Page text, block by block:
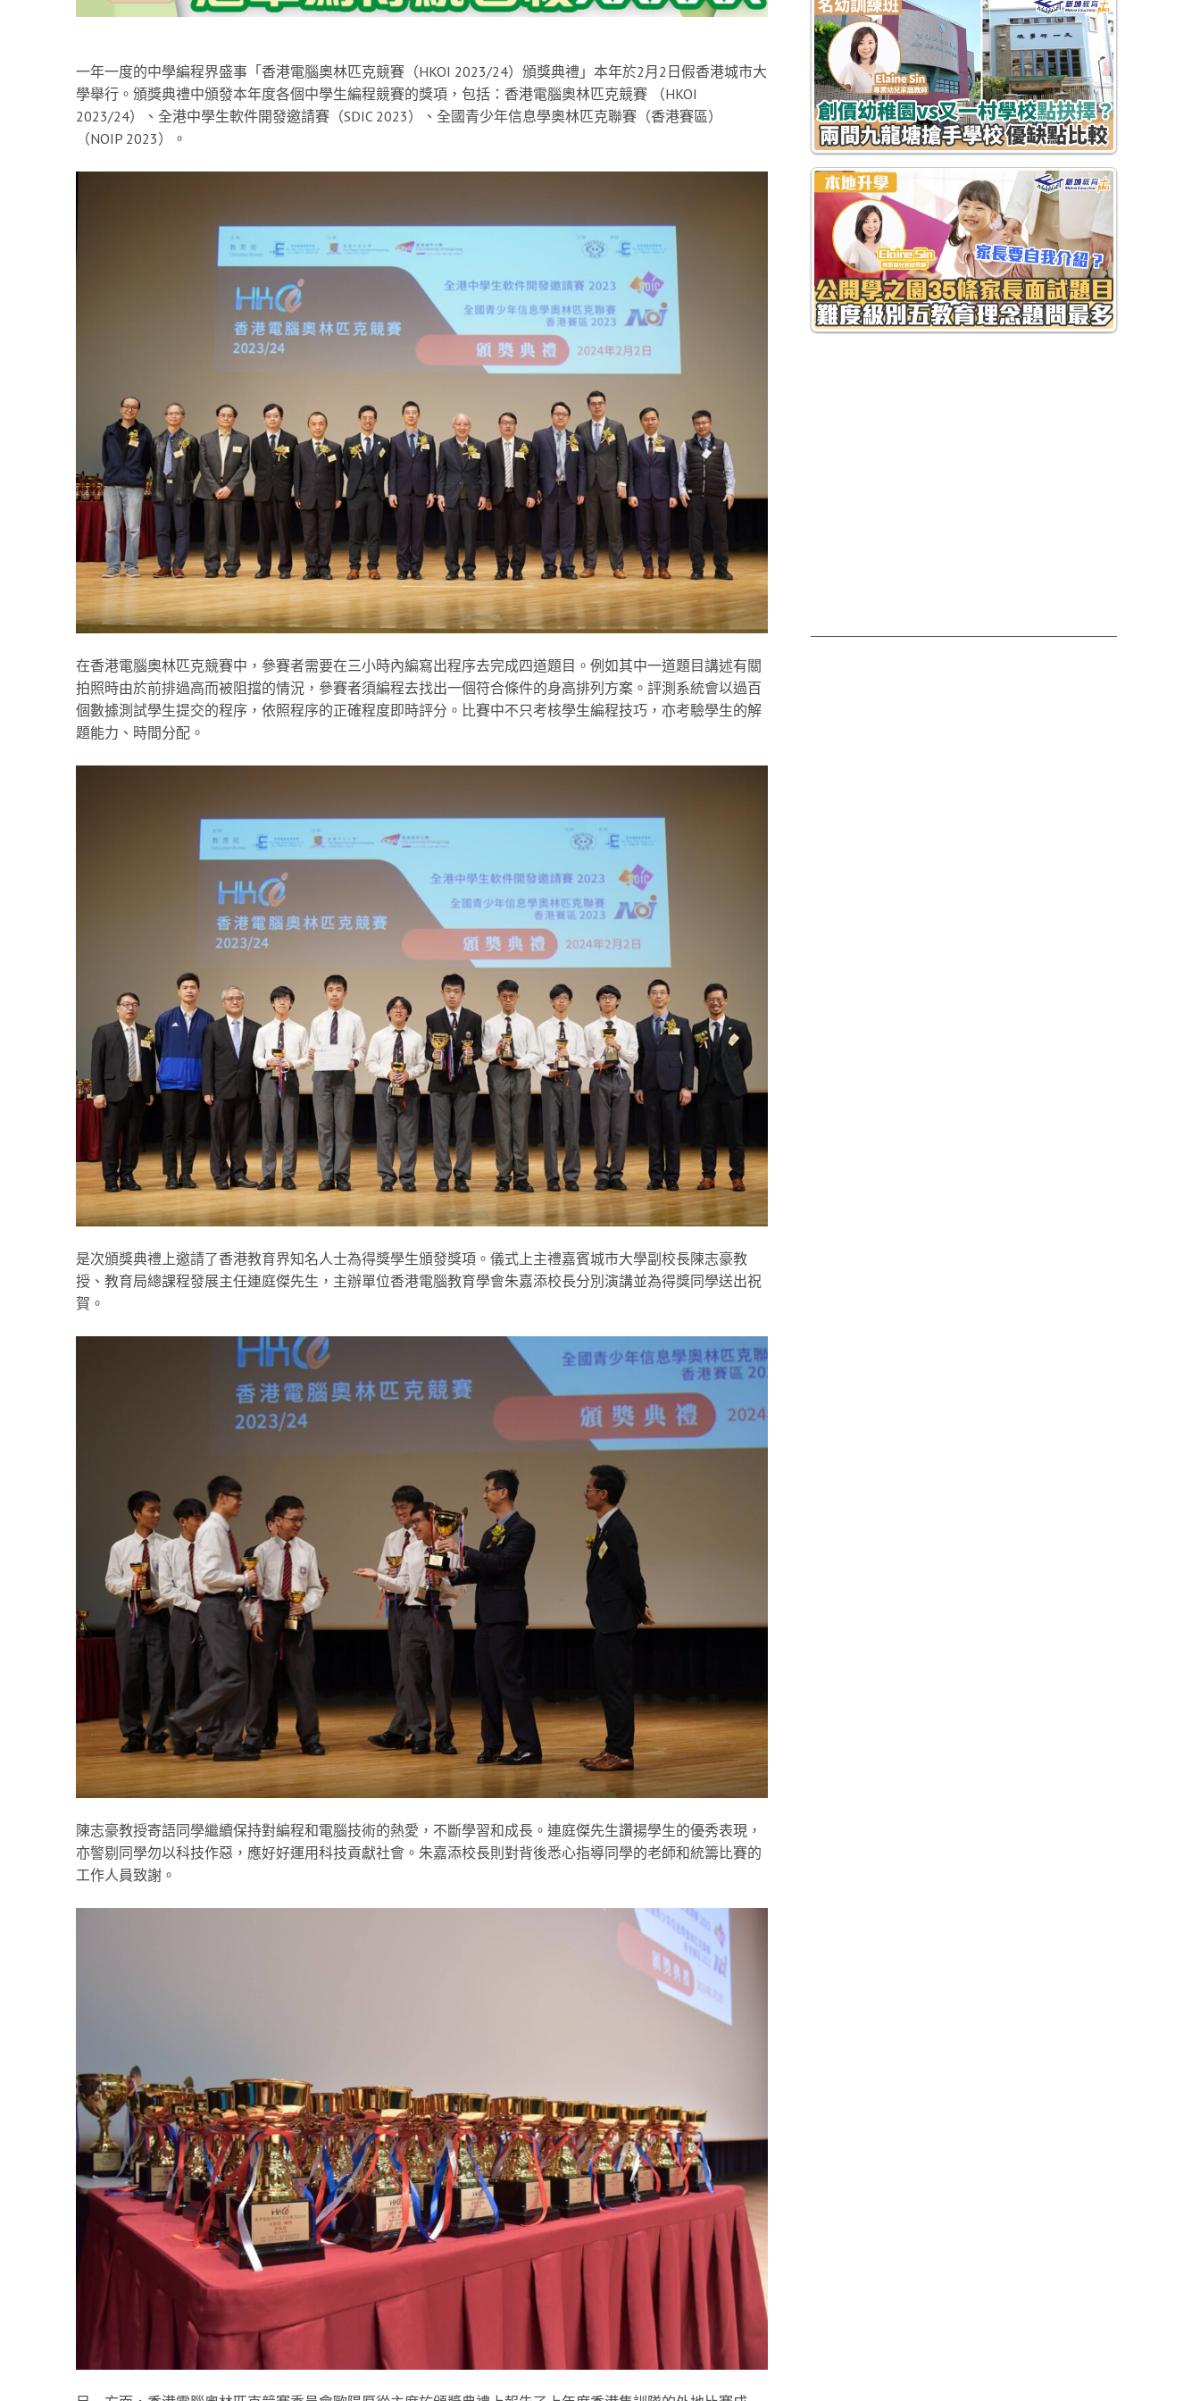
一年一度的中學編程界盛事「香港電腦奧林匹克競賽（HKOI 2023/24）頒獎典禮」本年於2月2日假香港城市大
學舉行。頒獎典禮中頒發本年度各個中學生編程競賽的獎項，包括：香港電腦奧林匹克競賽 （HKOI
2023/24）、全港中學生軟件開發邀請賽（SDIC 2023）、全國青少年信息學奧林匹克聯賽（香港賽區）
（NOIP 2023）。
在香港電腦奧林匹克競賽中，參賽者需要在三小時內編寫出程序去完成四道題目。例如其中一道題目講述有關
拍照時由於前排過高而被阻擋的情況，參賽者須編程去找出一個符合條件的身高排列方案。評測系統會以過百
個數據測試學生提交的程序，依照程序的正確程度即時評分。比賽中不只考核學生編程技巧，亦考驗學生的解
題能力、時間分配。
是次頒獎典禮上邀請了香港教育界知名人士為得獎學生頒發獎項。儀式上主禮嘉賓城市大學副校長陳志豪教
授、教育局總課程發展主任連庭傑先生，主辦單位香港電腦教育學會朱嘉添校長分別演講並為得獎同學送出祝
賀。
陳志豪教授寄語同學繼續保持對編程和電腦技術的熱愛，不斷學習和成長。連庭傑先生讚揚學生的優秀表現，
亦警剔同學勿以科技作惡，應好好運用科技貢獻社會。朱嘉添校長則對背後悉心指導同學的老師和統籌比賽的
工作人員致謝。